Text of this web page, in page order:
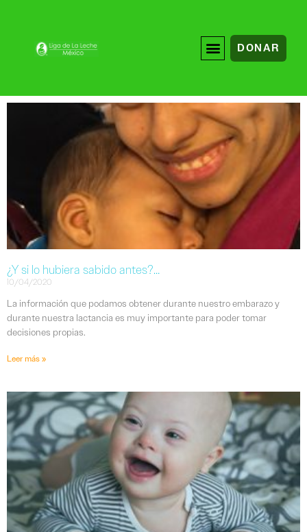
DONAR
¿Y si lo hubiera sabido antes?…
10/04/2020
La información que podamos obtener durante nuestro embarazo y
durante nuestra lactancia es muy importante para poder tomar
decisiones propias.
Leer más »